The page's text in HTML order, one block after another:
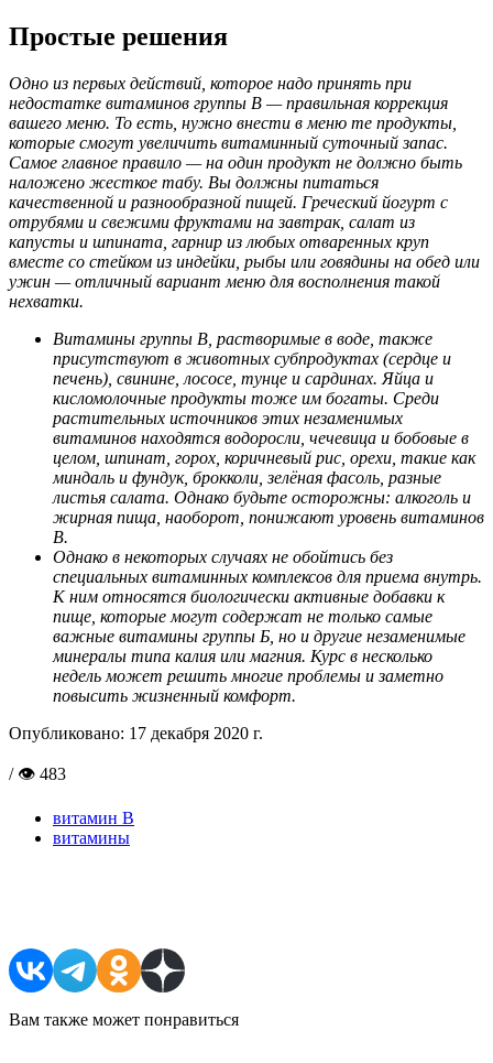
Простые решения
Одно из первых действий, которое надо принять при
недостатке витаминов группы В — правильная коррекция
вашего меню. То есть, нужно внести в меню те продукты,
которые смогут увеличить витаминный суточный запас.
Самое главное правило — на один продукт не должно быть
наложено жесткое табу. Вы должны питаться
качественной и разнообразной пищей. Греческий йогурт с
отрубями и свежими фруктами на завтрак, салат из
капусты и шпината, гарнир из любых отваренных круп
вместе со стейком из индейки, рыбы или говядины на обед или
ужин — отличный вариант меню для восполнения такой
нехватки.
Витамины группы B, растворимые в воде, также
присутствуют в животных субпродуктах (сердце и
печень), свинине, лососе, тунце и сардинах. Яйца и
кисломолочные продукты тоже им богаты. Среди
растительных источников этих незаменимых
витаминов находятся водоросли, чечевица и бобовые в
целом, шпинат, горох, коричневый рис, орехи, такие как
миндаль и фундук, брокколи, зелёная фасоль, разные
листья салата. Однако будьте осторожны: алкоголь и
жирная пища, наоборот, понижают уровень витаминов
В.
Однако в некоторых случаях не обойтись без
специальных витаминных комплексов для приема внутрь.
К ним относятся биологически активные добавки к
пище, которые могут содержат не только самые
важные витамины группы Б, но и другие незаменимые
минералы типа калия или магния. Курс в несколько
недель может решить многие проблемы и заметно
повысить жизненный комфорт.
Опубликовано: 17 декабря 2020 г.
/ 👁 483
витамин B
витамины
Вам также может понравиться